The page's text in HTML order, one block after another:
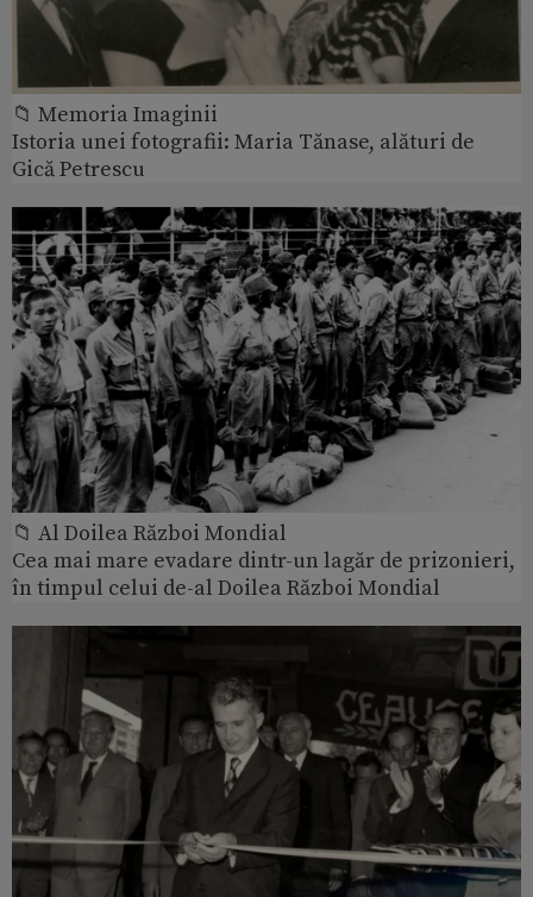
📁 Memoria Imaginii
Istoria unei fotografii: Maria Tănase, alături de
Gică Petrescu
📁 Al Doilea Război Mondial
Cea mai mare evadare dintr-un lagăr de prizonieri,
în timpul celui de-al Doilea Război Mondial